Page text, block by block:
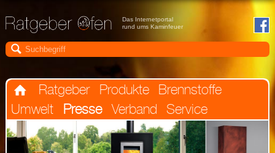
Das Internetportal
rund ums Kaminfeuer

 Ratgeber Produkte
Brennstoffe
Umwelt
Presse Verband Service